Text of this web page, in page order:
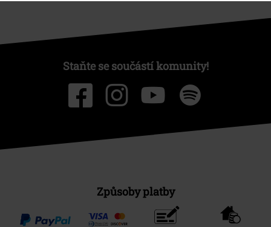
Staňte se součástí komunity!
Způsoby platby